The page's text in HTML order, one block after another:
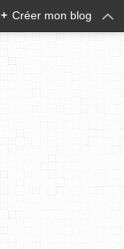
+ Créer mon blog